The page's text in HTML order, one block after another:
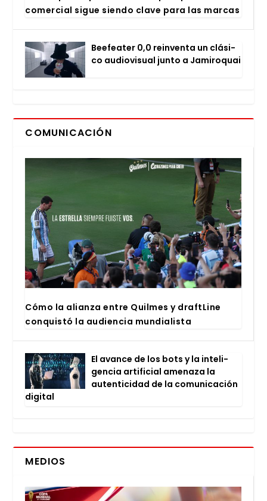
comer­cial sigue sien­do cla­ve para las mar­cas
Bee­fea­ter 0,0 rein­ven­ta un clá­si­
co audio­vi­sual jun­to a Jami­ro­quai
COMUNICACIÓN
Cómo la alian­za entre Quil­mes y draftLi­ne
con­quis­tó la audien­cia mun­dia­lis­ta
El avan­ce de los bots y la inte­li­
gen­cia arti­fi­cial ame­na­za la
auten­ti­ci­dad de la comu­ni­ca­ción
digi­tal
MEDIOS